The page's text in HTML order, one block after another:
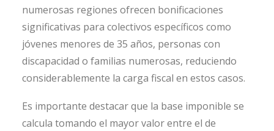
numerosas regiones ofrecen bonificaciones
significativas para colectivos específicos como
jóvenes menores de 35 años, personas con
discapacidad o familias numerosas, reduciendo
considerablemente la carga fiscal en estos casos.
Es importante destacar que la base imponible se
calcula tomando el mayor valor entre el de